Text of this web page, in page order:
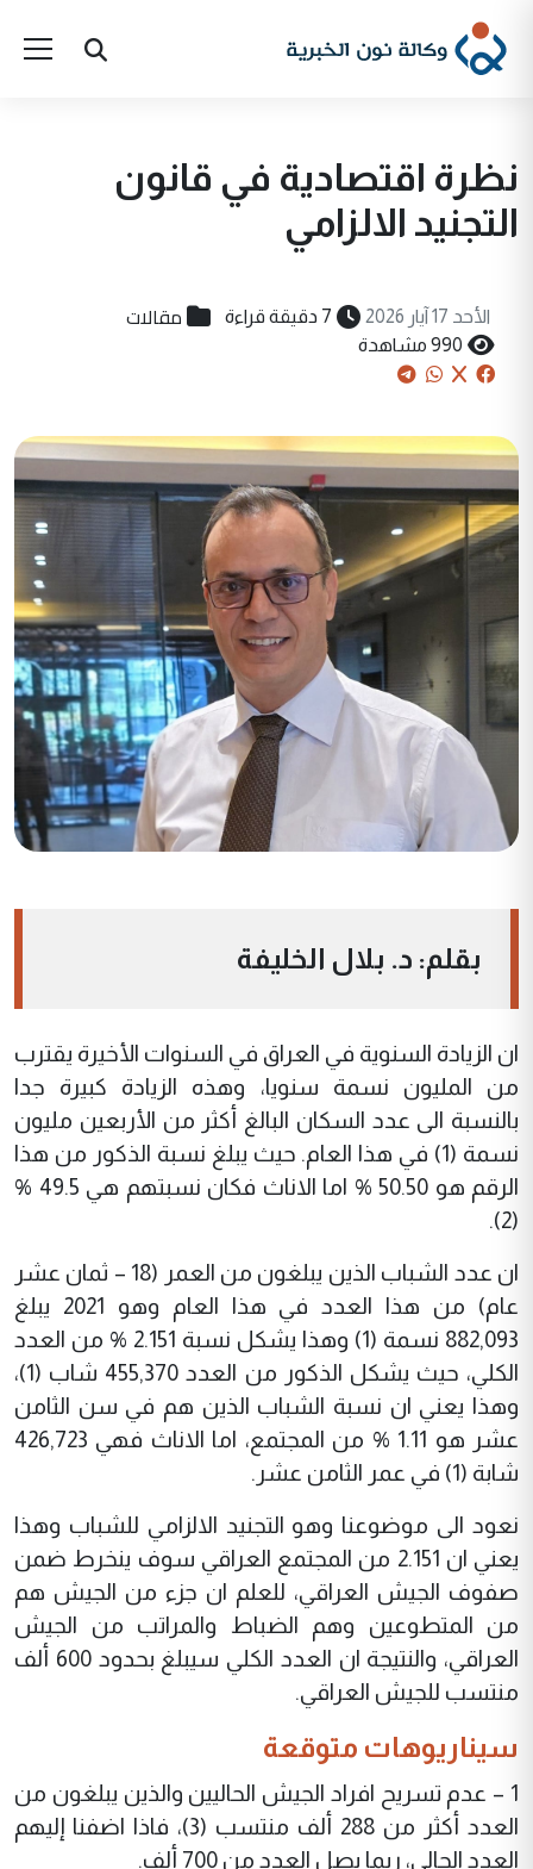
نظرة اقتصادية في قانون
التجنيد الالزامي
الأحد 17 آيار 2026 7 دقيقة قراءة مقالات
990 مشاهدة
بقلم: د. بلال الخليفة
ان الزيادة السنوية في العراق في السنوات الأخيرة يقترب
من المليون نسمة سنويا، وهذه الزيادة كبيرة جدا
بالنسبة الى عدد السكان البالغ أكثر من الأربعين مليون
نسمة (1) في هذا العام. حيث يبلغ نسبة الذكور من هذا
الرقم هو 50.50 % اما الاناث فكان نسبتهم هي 49.5 %
(2).
ان عدد الشباب الذين يبلغون من العمر (18 – ثمان عشر
عام) من هذا العدد في هذا العام وهو 2021 يبلغ
882,093 نسمة (1) وهذا يشكل نسبة 2.151 % من العدد
الكلي، حيث يشكل الذكور من العدد 455,370 شاب (1)،
وهذا يعني ان نسبة الشباب الذين هم في سن الثامن
عشر هو 1.11 % من المجتمع، اما الاناث فهي 426,723
شابة (1) في عمر الثامن عشر.
نعود الى موضوعنا وهو التجنيد الالزامي للشباب وهذا
يعني ان 2.151 من المجتمع العراقي سوف ينخرط ضمن
صفوف الجيش العراقي، للعلم ان جزء من الجيش هم
من المتطوعين وهم الضباط والمراتب من الجيش
العراقي، والنتيجة ان العدد الكلي سيبلغ بحدود 600 ألف
منتسب للجيش العراقي.
سيناريوهات متوقعة
1 – عدم تسريح افراد الجيش الحاليين والذين يبلغون من
العدد أكثر من 288 ألف منتسب (3)، فاذا اضفنا إليهم
العدد الحالي، ربما يصل العدد من 700 ألف.